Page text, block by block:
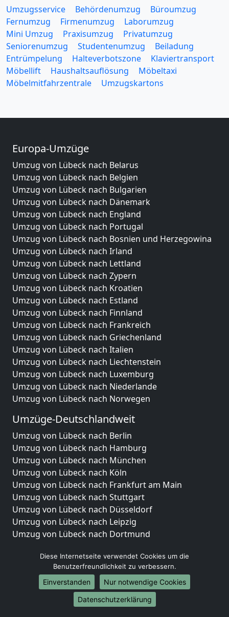
Umzugsservice Behördenumzug
Büroumzug
Fernumzug
Firmenumzug
Laborumzug
Mini Umzug
Praxisumzug
Privatumzug
Seniorenumzug
Studentenumzug
Beiladung
Entrümpelung
Halteverbotszone
Klaviertransport
Möbellift
Haushaltsauflösung
Möbeltaxi
Möbelmitfahrzentrale
Umzugskartons
Europa-Umzüge
Umzug von Lübeck nach Belarus
Umzug von Lübeck nach Belgien
Umzug von Lübeck nach Bulgarien
Umzug von Lübeck nach Dänemark
Umzug von Lübeck nach England
Umzug von Lübeck nach Portugal
Umzug von Lübeck nach Bosnien und Herzegowina
Umzug von Lübeck nach Irland
Umzug von Lübeck nach Lettland
Umzug von Lübeck nach Zypern
Umzug von Lübeck nach Kroatien
Umzug von Lübeck nach Estland
Umzug von Lübeck nach Finnland
Umzug von Lübeck nach Frankreich
Umzug von Lübeck nach Griechenland
Umzug von Lübeck nach Italien
Umzug von Lübeck nach Liechtenstein
Umzug von Lübeck nach Luxemburg
Umzug von Lübeck nach Niederlande
Umzug von Lübeck nach Norwegen
Umzüge-Deutschlandweit
Umzug von Lübeck nach Berlin
Umzug von Lübeck nach Hamburg
Umzug von Lübeck nach München
Umzug von Lübeck nach Köln
Umzug von Lübeck nach Frankfurt am Main
Umzug von Lübeck nach Stuttgart
Umzug von Lübeck nach Düsseldorf
Umzug von Lübeck nach Leipzig
Umzug von Lübeck nach Dortmund
Umzug von Lübeck nach Bremen
Umzug von Lübeck nach Dresden
Umzug von Lübeck nach Hannover
Umzug von Lübeck nach Nürnberg
Umzug von Lübeck nach Duisburg
Diese Internetseite verwendet Cookies um die
Benutzerfreundlichkeit zu verbessern.
Einverstanden
Nur notwendige Cookies
Datenschutzerklärung